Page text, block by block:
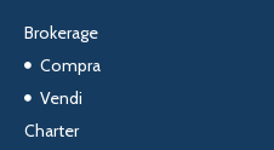
Brokerage
Compra
Vendi
Charter